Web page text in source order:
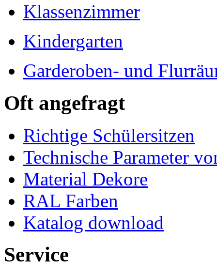
Klassenzimmer
Kindergarten
Garderoben- und
Oft angefragt
Richtige Schülersitzen
Technische Parameter
Material Dekore
RAL Farben
Katalog download
Service